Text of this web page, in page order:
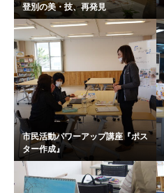
登別の美・技、再発見
市民活動パワーアップ講座『ポス
ター作成』